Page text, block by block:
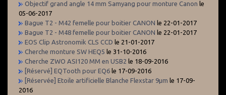
Objectif grand angle 14 mm Samyang pour monture Canon le
05-06-2017
Bague T2 - M42 femelle pour boitier CANON le 22-01-2017
Bague T2 - M48 femelle pour boitier CANON le 22-01-2017
EOS Clip Astronomik CLS CCD le 21-01-2017
Cherche monture SW HEQ5 le 31-10-2016
Cherche ZWO ASI120 MM en USB2 le 18-09-2016
[Réservé] EQTooth pour EQ6 le 17-09-2016
[Réservée] Etoile artificielle Blanche Flexstar 9µm le 17-09-
2016